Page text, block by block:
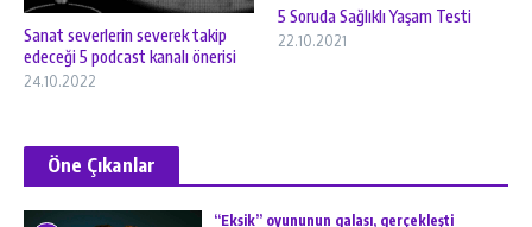
Sanat severlerin severek takip
edeceği 5 podcast kanalı önerisi
24.10.2022
5 Soruda Sağlıklı Yaşam Testi
22.10.2021
Öne Çıkanlar
“Eksik” oyununun galası, gerçekleşti